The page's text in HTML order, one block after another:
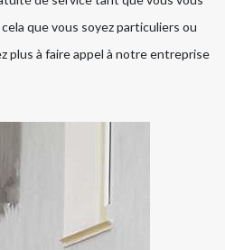
que vous soyez particuliers ou
plus à faire appel à notre entreprise